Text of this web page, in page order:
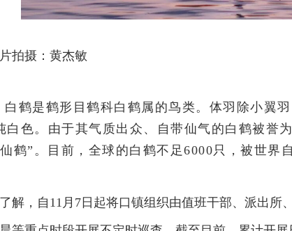
拍摄：黄杰敏
白鹤是鹤形目鹤科白鹤属的鸟类。体羽除小翼
白色。由于其气质出众、自带仙气的白鹤被誉
鹤”。目前，全球的白鹤不足6000只，被世界
解，自11月7日起将口镇组织由值班干部、派出所